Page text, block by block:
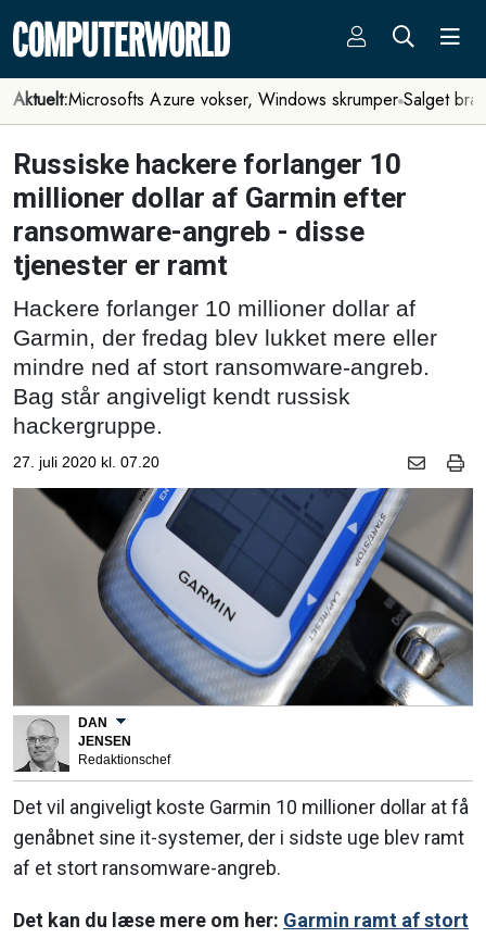
Aktuelt:Microsofts Azure vokser, Windows skrumper Salget
Russiske hackere forlanger 10
millioner dollar af Garmin efter
ransomware-angreb - disse
tjenester er ramt
Hackere forlanger 10 millioner dollar af
Garmin, der fredag blev lukket mere eller
mindre ned af stort ransomware-angreb.
Bag står angiveligt kendt russisk
hackergruppe.
27. juli 2020 kl. 07.20
DAN
JENSEN
Redaktionschef
Det vil angiveligt koste Garmin 10 millioner dollar at få
genåbnet sine it-systemer, der i sidste uge blev ramt
af et stort ransomware-angreb.
Det kan du læse mere om her: Garmin ramt af stort